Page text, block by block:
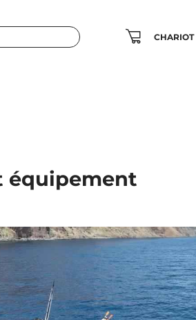
CHARIOT
équipement